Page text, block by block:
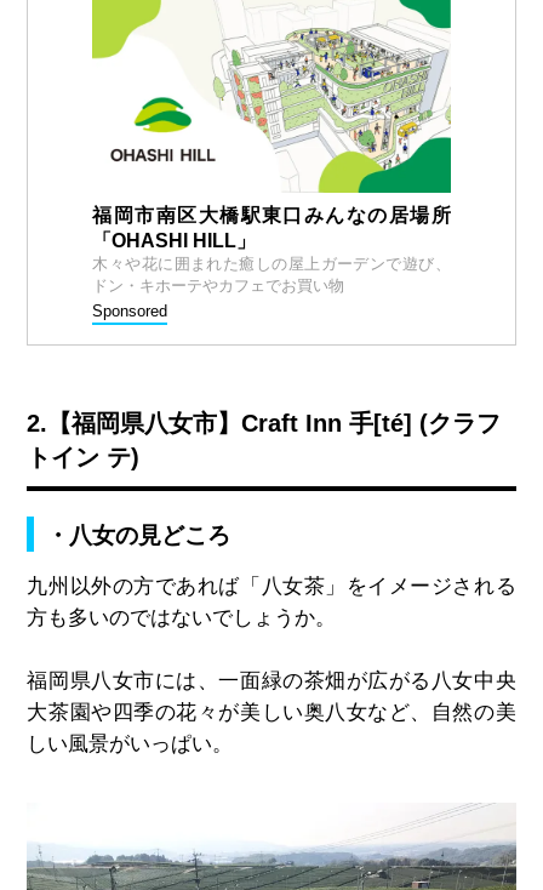
福岡市南区大橋駅東口みんなの居場所
「OHASHI HILL」
木々や花に囲まれた癒しの屋上ガーデンで遊び、
ドン・キホーテやカフェでお買い物
Sponsored
2.【福岡県八女市】Craft Inn 手[té] (クラフ
トイン テ)
・八女の見どころ
九州以外の方であれば「八女茶」をイメージされる
方も多いのではないでしょうか。
福岡県八女市には、一面緑の茶畑が広がる八女中央
大茶園や四季の花々が美しい奥八女など、自然の美
しい風景がいっぱい。